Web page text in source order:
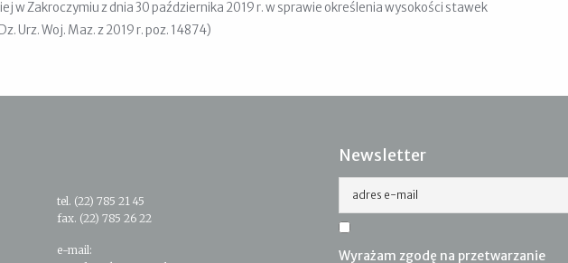
w Zakroczymiu z dnia 30 października 2019 r. w sprawie określenia wysokości stawek
Urz. Woj. Maz. z 2019 r. poz. 14874)
tel. (22) 785 21 45
fax. (22) 785 26 22
e-mail:
Newsletter
adres e-mail
Wyrażam zgodę na przetwarzanie